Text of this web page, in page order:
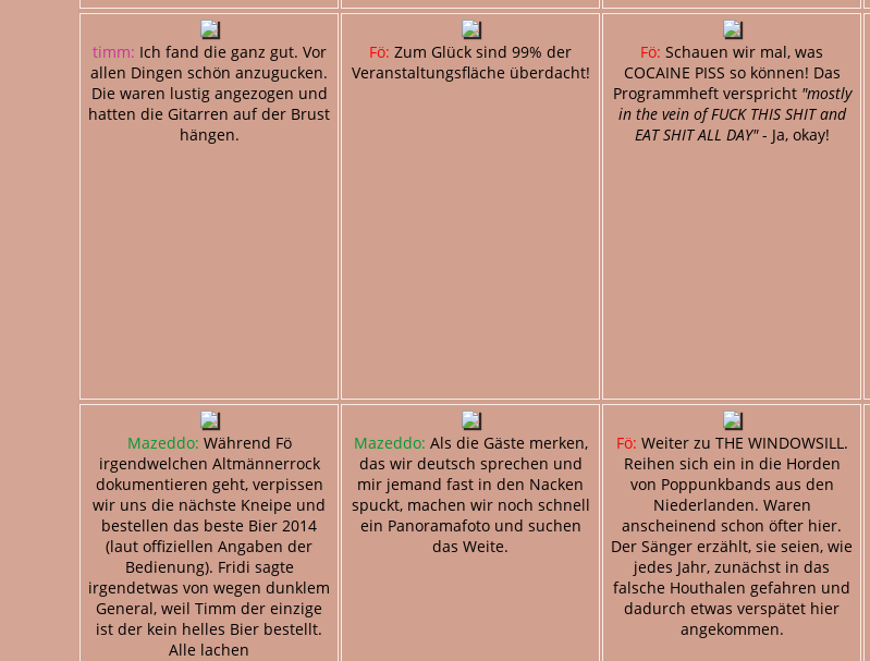
timm: Ich fand die ganz gut. Vor
allen Dingen schön anzugucken.
Die waren lustig angezogen und
hatten die Gitarren auf der Brust
hängen.
Fö: Zum Glück sind 99% der
Veranstaltungsfläche überdacht!
Fö: Schauen wir mal, was
COCAINE PISS so können! Das
Programmheft verspricht "mostly
in the vein of FUCK THIS SHIT and
EAT SHIT ALL DAY"- Ja, okay!
Mazeddo: Während Fö
irgendwelchen Altmännerrock
dokumentieren geht, verpissen
wir uns die nächste Kneipe und
bestellen das beste Bier 2014
(laut offiziellen Angaben der
Bedienung). Fridi sagte
irgendetwas von wegen dunklem
General, weil Timm der einzige
ist der kein helles Bier bestellt.
Alle lachen
Mazeddo: Als die Gäste merken,
das wir deutsch sprechen und
mir jemand fast in den Nacken
spuckt, machen wir noch schnell
ein Panoramafoto und suchen
das Weite.
Fö: Weiter zu THE WINDOWSILL.
Reihen sich ein in die Horden
von Poppunkbands aus den
Niederlanden. Waren
anscheinend schon öfter hier.
Der Sänger erzählt, sie seien, wie
jedes Jahr, zunächst in das
falsche Houthalen gefahren und
dadurch etwas verspätet hier
angekommen.